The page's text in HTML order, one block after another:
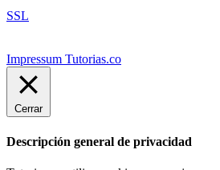
SSL
Impressum Tutorias.co
Cerrar
Descripción general de privacidad